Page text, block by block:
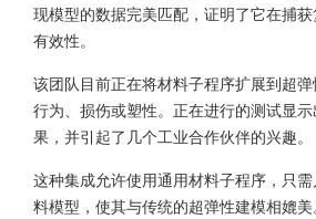
现模型的数据完美匹配，证明了它在捕
有效性。
该团队目前正在将材料子程序扩展到超
行为、损伤或塑性。正在进行的测试显
果，并引起了几个工业合作伙伴的兴趣。
这种集成允许使用通用材料子程序，只
料模型，使其与传统的超弹性建模相媲